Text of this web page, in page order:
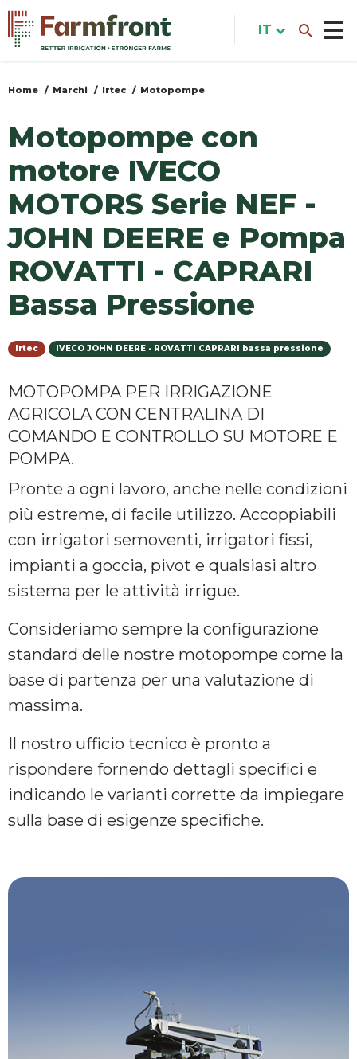
Salta
contenuto
principale
Tu
qui
Home Marchi Irtec Motopompe
Motopompe con
motore IVECO
MOTORS Serie NEF -
JOHN DEERE e Pompa
ROVATTI - CAPRARI
Bassa Pressione
Irtec IVECO JOHN DEERE - ROVATTI CAPRARI bassa pressione
MOTOPOMPA PER IRRIGAZIONE
AGRICOLA CON CENTRALINA DI
COMANDO E CONTROLLO SU MOTORE E
POMPA.
Pronte a ogni lavoro, anche nelle condizioni
più estreme, di facile utilizzo. Accoppiabili
con irrigatori semoventi, irrigatori fissi,
impianti a goccia, pivot e qualsiasi altro
sistema per le attività irrigue.
Consideriamo sempre la configurazione
standard delle nostre motopompe come la
base di partenza per una valutazione di
massima.
Il nostro ufficio tecnico è pronto a
rispondere fornendo dettagli specifici e
indicando le varianti corrette da impiegare
sulla base di esigenze specifiche.
IT